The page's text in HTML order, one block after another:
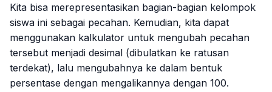
Kita bisa merepresentasikan bagian-bagian kelompok
siswa ini sebagai pecahan. Kemudian, kita dapat
menggunakan kalkulator untuk mengubah pecahan
tersebut menjadi desimal (dibulatkan ke ratusan
terdekat), lalu mengubahnya ke dalam bentuk
persentase dengan mengalikannya dengan 100.